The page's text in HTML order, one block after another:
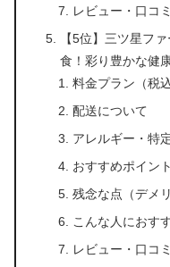
レビュー・口コ
【5位】三ツ星フ
食！彩り豊かな健
料金プラン（税込
配送について
アレルギー・特
おすすめポイン
残念な点（デメ
こんな人におす
レビュー・口コ